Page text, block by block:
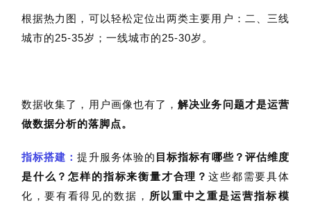
根据热力图，可以轻松定位出两类主要用户：二、三线
城市的25-35岁；一线城市的25-30岁。
数据收集了，用户画像也有了，解决业务问题才是运营
做数据分析的落脚点。
指标搭建：提升服务体验的 目标指标有哪些？ 评估维度
是什么 ？怎样的指标来衡量才合理 ？这些都需要具体
化 ，要有看得见的数据 ， 所以重中之重是运营指标模